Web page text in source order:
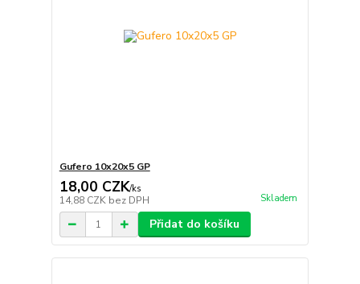
Gufero 10x20x5 GP
18,00 CZK/ks
14,88 CZK bez DPH Skladem
Přidat do košíku